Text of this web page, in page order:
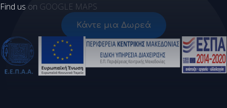
Find us on GOOGLE MAPS
Κάντε μια Δωρεά